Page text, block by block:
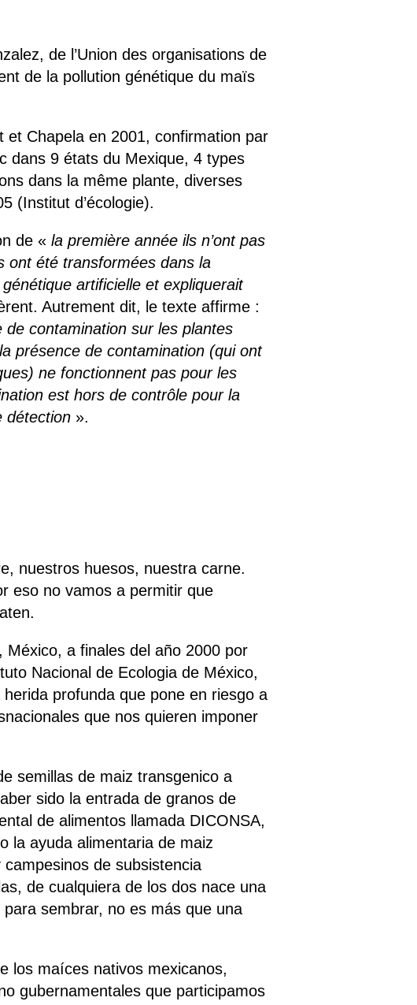
?
de l’Union des organisations de
de la pollution génétique du maïs
Chapela en 2001, confirmation par
dans 9 états du Mexique, 4 types
dans la même plante, diverses
(Institut d’écologie).
de «la première année ils n’ont pas
ont été transformées dans la
artificielle et expliquerait
Autrement dit, le texte affirme :
contamination sur les plantes
présence de contamination (qui ont
ne fonctionnent pas pour les
est hors de contrôle pour la
détection ».
nuestros huesos, nuestra carne.
eso no vamos a permitir que
a finales del año 2000 por
Nacional de Ecologia de México,
profunda que pone en riesgo a
que nos quieren imponer
semillas de maiz transgenico a
sido la entrada de granos de
de alimentos llamada DICONSA,
la ayuda alimentaria de maiz
de subsistencia
de cualquiera de los dos nace una
sembrar, no es más que una
los maíces nativos mexicanos,
gubernamentales que participamos